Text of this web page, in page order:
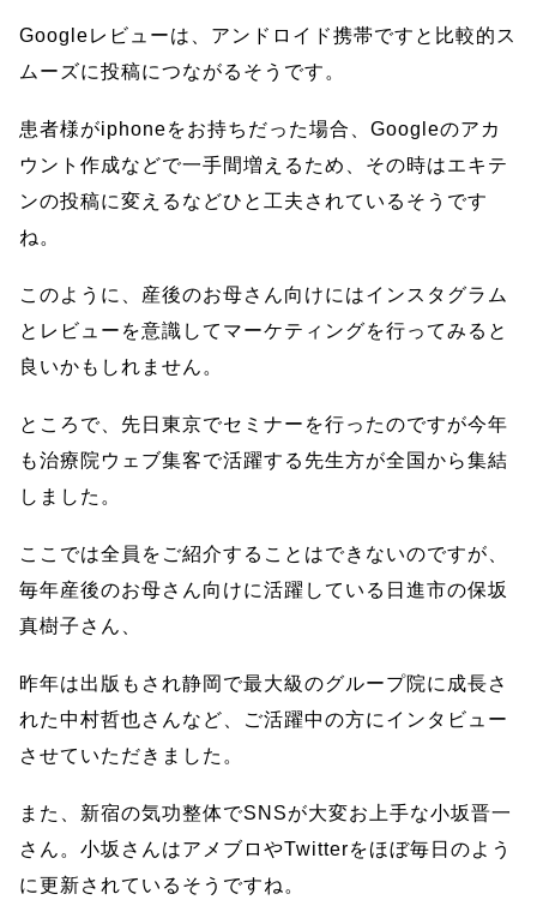
Googleレビューは、アンドロイド携帯ですと比較的ス
ムーズに投稿につながるそうです。
患者様がiphoneをお持ちだった場合、Googleのアカ
ウント作成などで一手間増えるため、その時はエキテ
ンの投稿に変えるなどひと工夫されているそうです
ね。
このように、産後のお母さん向けにはインスタグラム
とレビューを意識してマーケティングを行ってみると
良いかもしれません。
ところで、先日東京でセミナーを行ったのですが今年
も治療院ウェブ集客で活躍する先生方が全国から集結
しました。
ここでは全員をご紹介することはできないのですが、
毎年産後のお母さん向けに活躍している日進市の保坂
真樹子さん、
昨年は出版もされ静岡で最大級のグループ院に成長さ
れた中村哲也さんなど、ご活躍中の方にインタビュー
させていただきました。
また、新宿の気功整体でSNSが大変お上手な小坂晋一
さん。小坂さんはアメブロやTwitterをほぼ毎日のよう
に更新されているそうですね。